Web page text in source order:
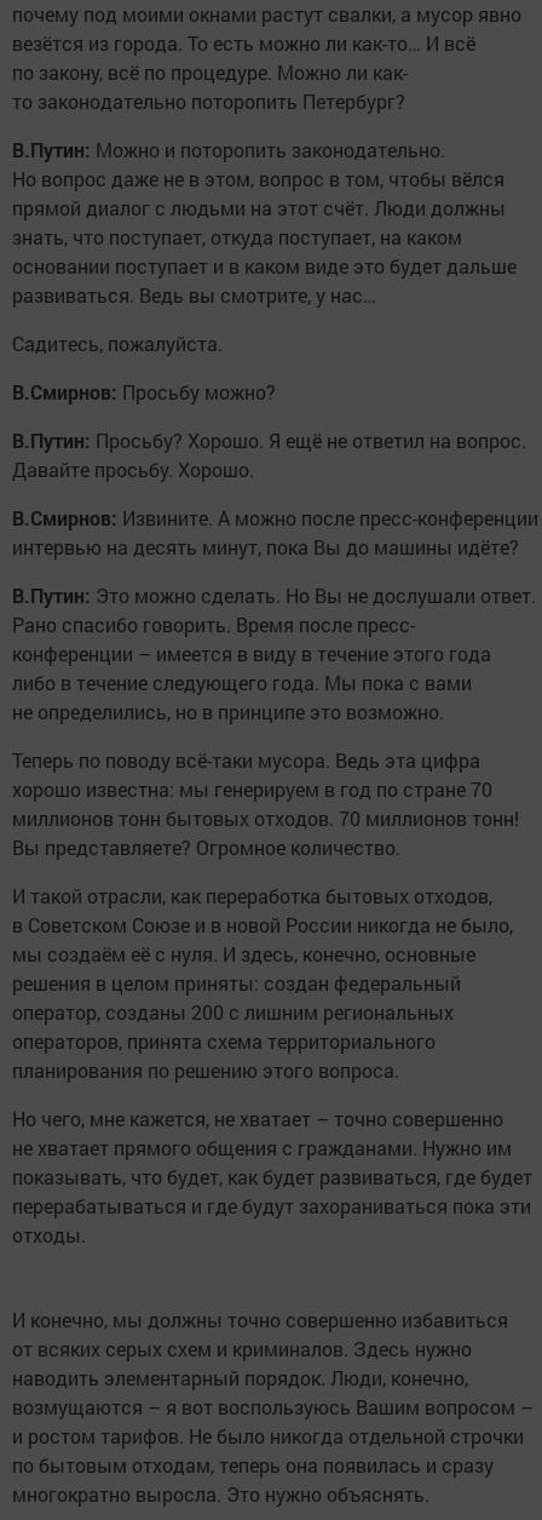
почему под моими окнами растут свалки, а мусор явно
везётся из города. То есть можно ли как-то… И всё
по закону, всё по процедуре. Можно ли как-
то законодательно поторопить Петербург?
В.Путин: Можно и поторопить законодательно.
Но вопрос даже не в этом, вопрос в том, чтобы вёлся
прямой диалог с людьми на этот счёт. Люди должны
знать, что поступает, откуда поступает, на каком
основании поступает и в каком виде это будет дальше
развиваться. Ведь вы смотрите, у нас…
Садитесь, пожалуйста.
В.Смирнов: Просьбу можно?
В.Путин: Просьбу? Хорошо. Я ещё не ответил на вопрос.
Давайте просьбу. Хорошо.
В.Смирнов: Извините. А можно после пресс-конференции
интервью на десять минут, пока Вы до машины идёте?
В.Путин: Это можно сделать. Но Вы не дослушали ответ.
Рано спасибо говорить. Время после пресс-
конференции – имеется в виду в течение этого года
либо в течение следующего года. Мы пока с вами
не определились, но в принципе это возможно.
Теперь по поводу всё-таки мусора. Ведь эта цифра
хорошо известна: мы генерируем в год по стране 70
миллионов тонн бытовых отходов. 70 миллионов тонн!
Вы представляете? Огромное количество.
И такой отрасли, как переработка бытовых отходов,
в Советском Союзе и в новой России никогда не было,
мы создаём её с нуля. И здесь, конечно, основные
решения в целом приняты: создан федеральный
оператор, созданы 200 с лишним региональных
операторов, принята схема территориального
планирования по решению этого вопроса.
Но чего, мне кажется, не хватает – точно совершенно
не хватает прямого общения с гражданами. Нужно им
показывать, что будет, как будет развиваться, где будет
перерабатываться и где будут захораниваться пока эти
отходы.
И конечно, мы должны точно совершенно избавиться
от всяких серых схем и криминалов. Здесь нужно
наводить элементарный порядок. Люди, конечно,
возмущаются – я вот воспользуюсь Вашим вопросом –
и ростом тарифов. Не было никогда отдельной строчки
по бытовым отходам, теперь она появилась и сразу
многократно выросла. Это нужно объяснять.